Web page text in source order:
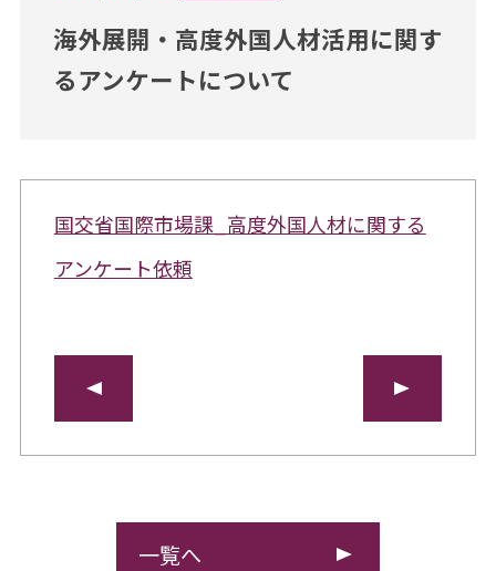
海外展開・高度外国人材活用に関す
るアンケートについて
国交省国際市場課_高度外国人材に関する
アンケート依頼
一覧へ